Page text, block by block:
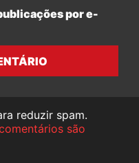
por e-
reduzir spam.
são